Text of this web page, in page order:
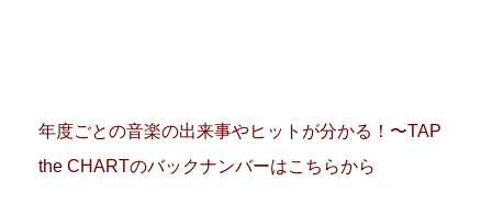
年度ごとの音楽の出来事やヒットが分かる！〜TAP
the CHARTのバックナンバーはこちらから